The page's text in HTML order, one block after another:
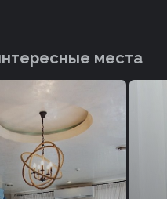
места